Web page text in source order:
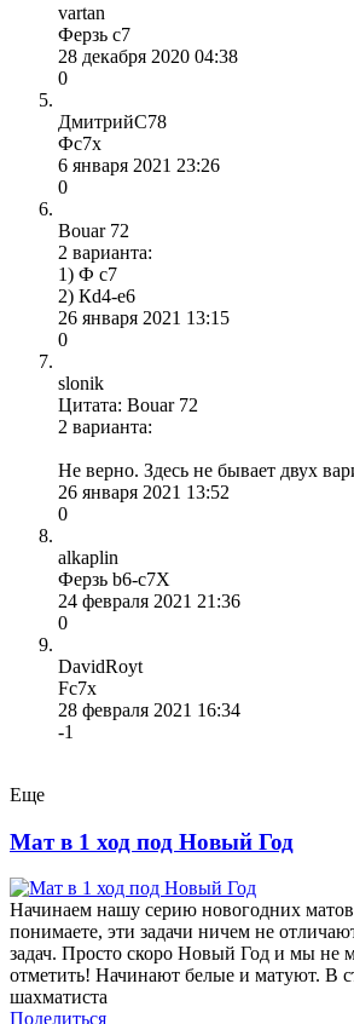
vartan
Ферзь с7
28 декабря 2020 04:38
0
ДмитрийС78
Фс7х
6 января 2021 23:26
0
Bouar 72
2 варианта:
1) Ф с7
2) Кd4-e6
26 января 2021 13:15
0
slonik
Цитата: Bouar 72
2 варианта:
Не верно. Здесь не бывает двух
26 января 2021 13:52
0
alkaplin
Ферзь b6-c7X
24 февраля 2021 21:36
0
DavidRoyt
Fc7x
28 февраля 2021 16:34
-1
Еще
Мат в 1 ход под Новый Год
Начинаем нашу серию новогодних
понимаете, эти задачи ничем не
задач. Просто скоро Новый Год и мы не
отметить! Начинают белые и матуют. В
шахматиста
Поделиться